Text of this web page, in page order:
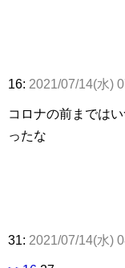
16: 2021/07/14(水)
コロナの前までは
ったな
31: 2021/07/14(水)